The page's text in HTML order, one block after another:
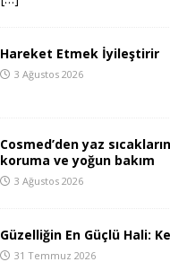
Hareket Etmek İyileştirir
3 Ağustos 2026
Cosmed’den yaz
koruma ve yoğun bakım
3 Ağustos 2026
Güzelliğin En Güçlü Hali:
31 Temmuz 2026